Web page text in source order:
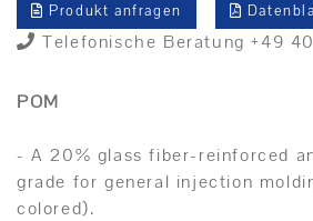
Produkt anfragen
Telefonische Beratung +49
POM
- A 20% glass fiber-reinforced
grade for general injection
colored).